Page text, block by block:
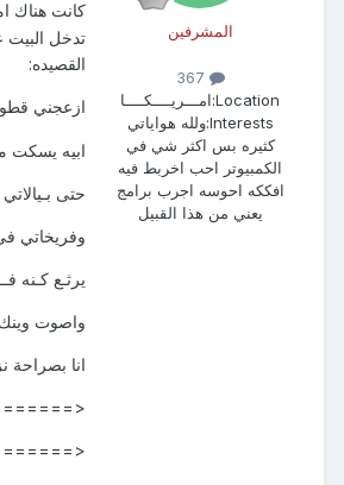
المشرفين
Location: امـــريــــكــــا
Interests: ولله هواياتي
كثيره بس اكثر شي في
الكمبيوتر احب اخربط فيه
افككه احوسه اجرب برامج
يعني من هذا القبيل
كانت هناك
تدخل
القصيده:
ازعجني
ابيه يسكت
حتى
وفريخاتي
يرثـع كـنه
واصوت وينك
انا